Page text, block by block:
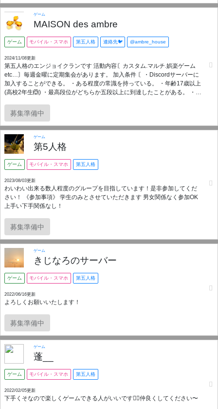
暴言、煽り、指示厨、晒し等の迷惑行為 ・出会い厨、出会いを匂わせる発
言(過去トラブルが多かったので厳しく取り締まします) ・無許可の宣伝、
他のサーバーへの勧誘 ・トラブルを招くような過度な言動、行動、詮索 ※
トラブルを確認次第対処します。何かありましたら主に連絡お願いします
🙇‍♀️ 興味持っていただけた方ご参加お待ちしております🙇‍♀️✨️ ご参加する前に
少しお話したいのでDMお願いします！ haku3362
ゲーム
MAISON des ambre
ゲーム モバイル・スマホ 第五人格 連絡先🐦 @ambre_house
2024/11/08更新
第五人格のエンジョイクランです 活動内容〘カスタム.マルチ.娯楽ゲーム
etc…〙毎週金曜に定期集会があります。 加入条件 〘・Discordサーバーに
加入することができる。 ・ある程度の常識を持っている。 ・年齢17歳以上
(高校2年生🙆) ・最高段位がどちらか五段以上に到達したことがある。 ・最
お願いします。〙
募集準備中
ゲーム
第5人格
ゲーム モバイル・スマホ 第五人格
2023/08/03更新
わいわい出来る数人程度のグループを目指しています！是非参加してくだ
さい！ 《参加事項》 学生のみとさせていただきます 男女関係なく参加OK
上手い下手関係なし！
募集準備中
ゲーム
きじなろのサーバー
ゲーム モバイル・スマホ 第五人格
2022/06/16更新
よろしくお願いいたします！
募集準備中
ゲーム
蓬__
ゲーム モバイル・スマホ 第五人格
2022/02/05更新
下手くそなので楽しくゲームできる人がいいです🙋‍♀️仲良くしてください〜